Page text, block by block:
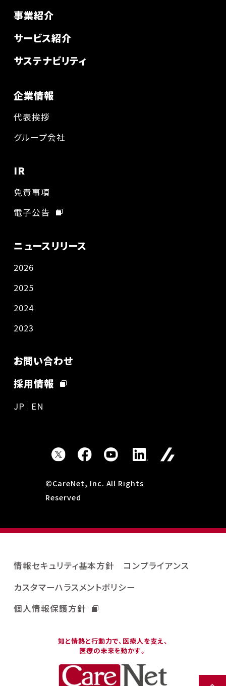
事業紹介
サービス紹介
サステナビリティ
企業情報
代表挨拶
グループ会社
IR
免責事項
電子公告
ニュースリリース
2026
2025
2024
2023
お問い合わせ
採用情報
JP EN
©CareNet, Inc. All Rights
Reserved
知と情熱と行動力で、医療人を支え、
医療の未来を動かす。
情報セキュリティ基本方針
コンプライアンス
カスタマーハラスメントポリシー
個人情報保護方針